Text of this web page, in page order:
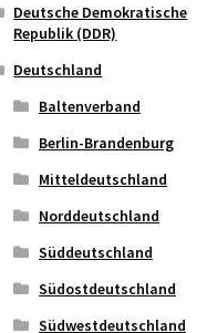
Deutsche Demokratische
Republik (DDR)
Deutschland
Baltenverband
Berlin-Brandenburg
Mitteldeutschland
Norddeutschland
Süddeutschland
Südostdeutschland
Südwestdeutschland